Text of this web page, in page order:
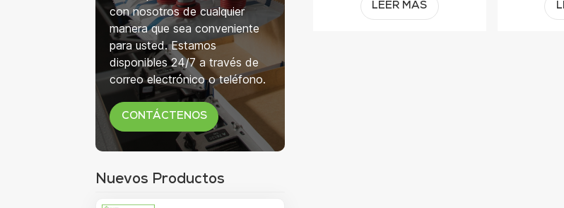
con nosotros de cualquier
manera que sea conveniente
para usted. Estamos
disponibles 24/7 a través de
correo electrónico o teléfono.
CONTÁCTENOS
Nuevos Productos
LEER MÁS